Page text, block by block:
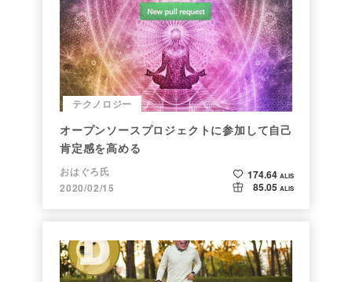
テクノロジー
オープンソースプロジェクトに参加して自己
肯定感を高める
おはぐろ氏
2020/02/15
174.64 ALIS
85.05 ALIS